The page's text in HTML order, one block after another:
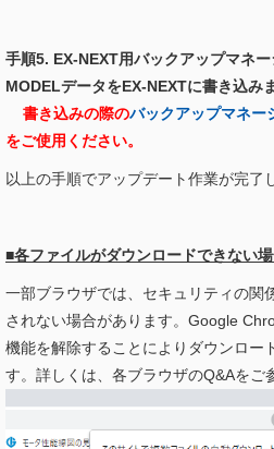
手順5. EX-NEXT用バックアップマネ
MODELデータをEX-NEXTに書き込みま
書き込みの際のバックアップマネー
をご使用ください。
以上の手順でアップデート作業が完了
■各ファイルがダウンロードできない
一部ブラウザでは、セキュリティの関
されない場合があります。Google
機能を解除することによりダウンロー
す。詳しくは、各ブラウザのQ&Aをご